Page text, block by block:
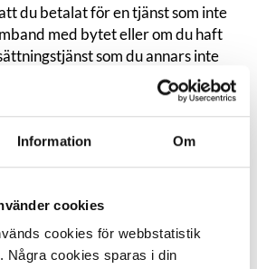
Information Om
cookies
cookies för webbstatistik
Några cookies sparas i din
du betalat för en tjänst som inte
med bytet eller om du haft
som du annars inte
få ersättning för missbruk i
om operatörsbytet exempelvis
Skriv ut sidan